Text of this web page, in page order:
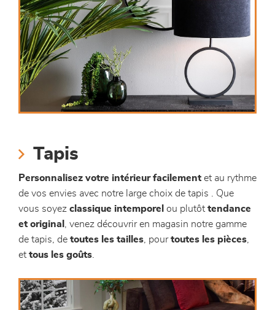
Tapis
Personnalisez votre intérieur facilement et au rythme
de vos envies avec notre large choix de tapis . Que
vous soyez classique intemporel ou plutôt tendance
et original
, venez découvrir en magasin notre gamme
de tapis, de toutes les tailles , pourtoutes les pièces
et tous les goûts